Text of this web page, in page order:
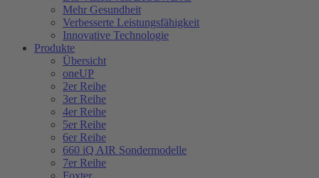
Mehr Gesundheit
Verbesserte Leistungsfähigkeit
Innovative Technologie
Produkte
Übersicht
oneUP
2er Reihe
3er Reihe
4er Reihe
5er Reihe
6er Reihe
660 iQ AIR Sondermodelle
7er Reihe
Foxter